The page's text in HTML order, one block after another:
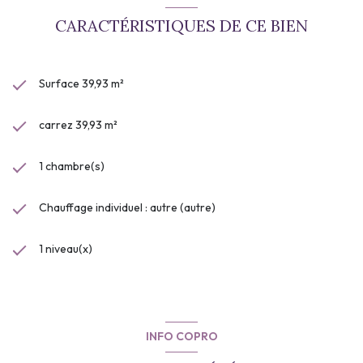
CARACTÉRISTIQUES DE CE BIEN
Surface 39,93 m²
carrez 39,93 m²
1 chambre(s)
Chauffage individuel : autre (autre)
1 niveau(x)
INFO COPRO